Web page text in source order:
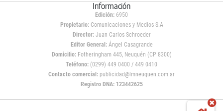
Información
Edición: 6950
Propietario:Comunicaciones y Medios S.A
Director: Juan Carlos Schroeder
Editor General:Ángel Casagrande
Domicilio:Fotheringham 445, Neuquén (CP 8300)
Teléfono: (0299) 449 0400 / 449 0410
Contacto comercial: publicidad@lmneuquen.com.ar
Registro DNA: 123442625